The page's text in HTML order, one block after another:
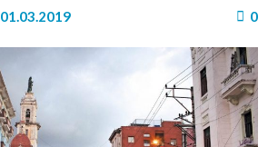
01.03.2019 0